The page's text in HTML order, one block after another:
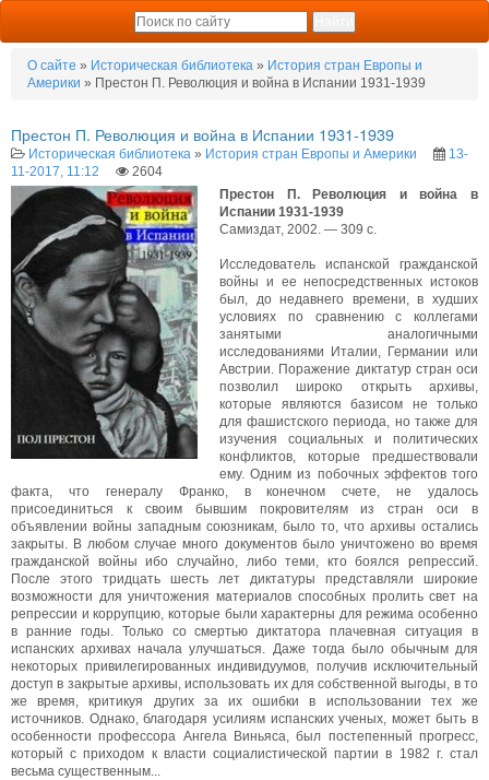
О сайте » Историческая библиотека » История стран Европы и
Америки » Престон П. Революция и война в Испании 1931-1939
Престон П. Революция и война в Испании 1931-1939
Историческая библиотека » История стран Европы и Америки
13-
11-2017, 11:12
2604
Престон П. Революция и война в
Испании 1931-1939
Самиздат, 2002. — 309 с.
Исследователь испанской гражданской
войны и ее непосредственных истоков
был, до недавнего времени, в худших
условиях по сравнению с коллегами
занятыми аналогичными
исследованиями Италии, Германии или
Австрии. Поражение диктатур стран оси
позволил широко открыть архивы,
которые являются базисом не только
для фашистского периода, но также для
изучения социальных и политических
конфликтов, которые предшествовали
ему. Одним из побочных эффектов того
факта, что генералу Франко, в конечном счете, не удалось
присоединиться к своим бывшим покровителям из стран оси в
объявлении войны западным союзникам, было то, что архивы остались
закрыты. В любом случае много документов было уничтожено во время
гражданской войны ибо случайно, либо теми, кто боялся репрессий.
После этого тридцать шесть лет диктатуры представляли широкие
возможности для уничтожения материалов способных пролить свет на
репрессии и коррупцию, которые были характерны для режима особенно
в ранние годы. Только со смертью диктатора плачевная ситуация в
испанских архивах начала улучшаться. Даже тогда было обычным для
некоторых привилегированных индивидуумов, получив исключительный
доступ в закрытые архивы, использовать их для собственной выгоды, в то
же время, критикуя других за их ошибки в использовании тех же
источников. Однако, благодаря усилиям испанских ученых, может быть в
особенности профессора Ангела Виньяса, был постепенный прогресс,
который с приходом к власти социалистической партии в 1982 г. стал
весьма существенным...